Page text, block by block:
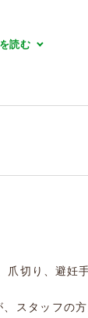
読む
切り、避妊
スタッフの